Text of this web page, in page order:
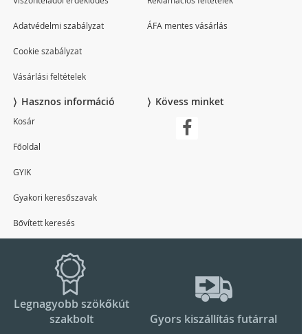
Adatvédelmi szabályzat
Cookie szabályzat
Vásárlási feltételek
ÁFA mentes vásárlás
Hasznos információ
Kosár
Főoldal
GYIK
Gyakori keresőszavak
Bővített keresés
Kövess minket
Legnagyobb szökőkút
szakbolt
Gyors kiszállítás futárral